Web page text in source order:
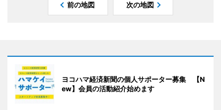
前の地図 次の地図
ヨコハマ経済新聞の個人サポーター募集 【N
ew】会員の活動紹介始めます